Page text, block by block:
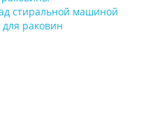
стиральной машиной
раковин